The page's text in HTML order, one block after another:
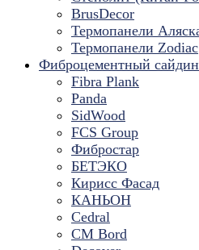
BrusDecor
Термопанели
Термопанели Zodiac
Фиброцементный
Fibra Plank
Panda
SidWood
FCS Group
Фибростар
БЕТЭКО
Кирисс Фасад
КАНЬОН
Cedral
CM Bord